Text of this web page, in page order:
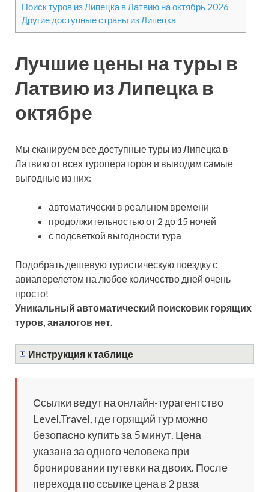
Поиск туров из Липецка в Латвию на октябрь 2026
Другие доступные страны из Липецка
Лучшие цены на туры в
Латвию из Липецка в
октябре
Мы сканируем все доступные туры из Липецка в
Латвию от всех туроператоров и выводим самые
выгодные из них:
автоматически в реальном времени
продолжительностью от 2 до 15 ночей
с подсветкой выгодности тура
Подобрать дешевую туристическую поездку с
авиаперелетом на любое количество дней очень
просто!
Уникальный автоматический поисковик горящих
туров, аналогов нет.
Инструкция к таблице
Ссылки ведут на онлайн-турагентство
Level.Travel, где горящий тур можно
безопасно купить за 5 минут. Цена
указана за одного человека при
бронировании путевки на двоих. После
перехода по ссылке цена в 2 раза